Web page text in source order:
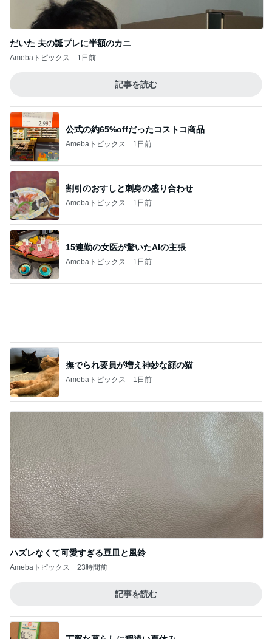
公式の約65%offだったコストコ商品
Amebaトピックス 1日前
Amebaトピックス 1日前
15連勤の女医が驚いたAIの主張
Amebaトピックス 1日前
撫でられ要員が増え神妙な顔の猫
Amebaトピックス 1日前
ハズレなくて可愛すぎる豆皿と風鈴
Amebaトピックス
記事を読む
丁寧な暮らしに程遠い夏休み
Amebaトピックス 1日前
ジャンル人気記事ランキング
B級グルメマニア
土曜日出勤の前にコメダ珈琲店にてスタッフ
さんが引くくらいガッツリと腹ごしらえ
アッキーのデカ盛りライフ
2
ンと俺ん家のとうきび